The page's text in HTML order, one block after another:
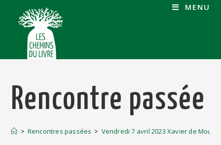
MENU
Rencontre passée
> Rencontres passées > Vendredi 7 avril 2023 Xavier de